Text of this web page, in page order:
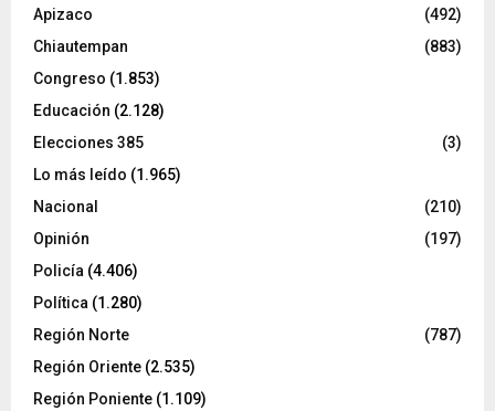
Apizaco
(492)
Chiautempan
(883)
Congreso (1.853)
Educación (2.128)
Elecciones 385
(3)
Lo más leído (1.965)
Nacional
(210)
Opinión
(197)
Policía (4.406)
Política (1.280)
Región Norte
(787)
Región Oriente (2.535)
Región Poniente (1.109)